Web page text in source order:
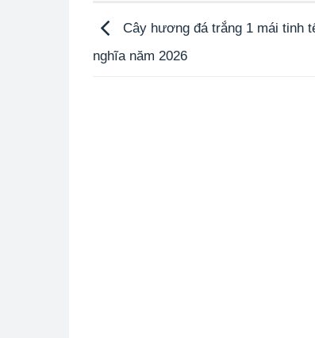
Cây hương đá trắng 1 mái tinh
nghĩa năm 2026